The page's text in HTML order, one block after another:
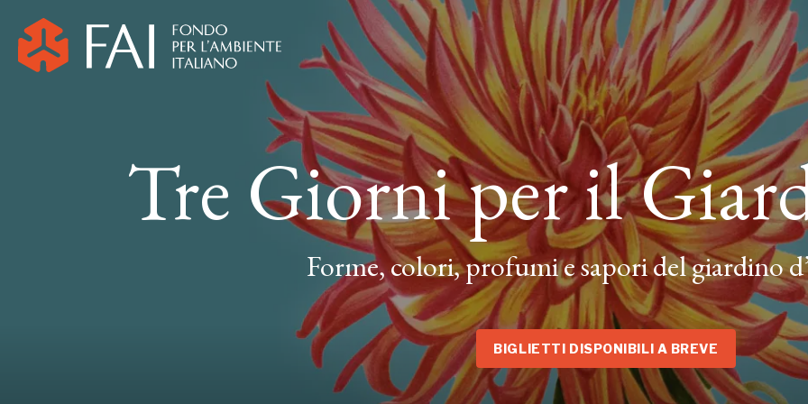
Tre Giorni per il
Forme, colori, profumi e sapori del giardino
BIGLIETTI DISPONIBILI A BREVE